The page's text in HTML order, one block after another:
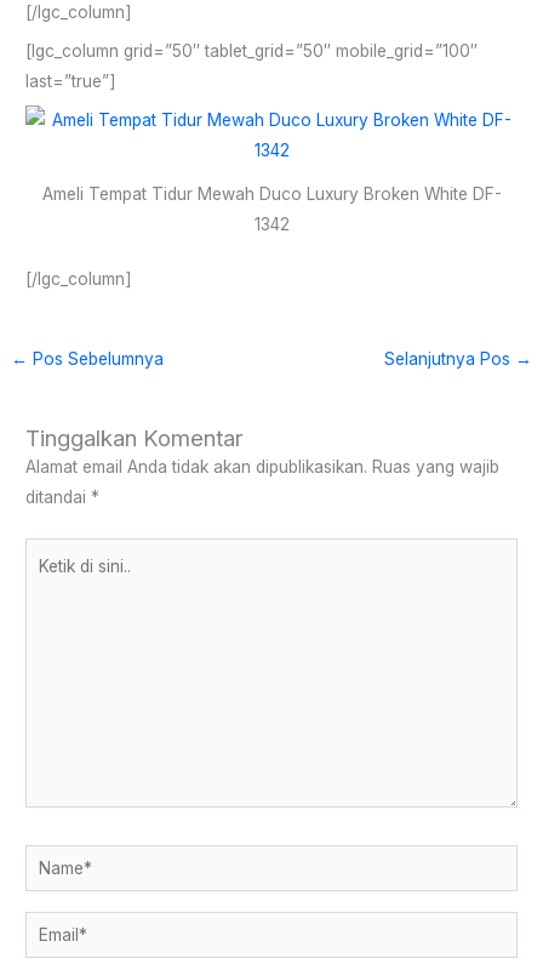
[/lgc_column]
[lgc_column grid=”50″ tablet_grid=”50″ mobile_grid=”100″
last=”true”]
Ameli Tempat Tidur Mewah Duco Luxury Broken White DF-
1342
[/lgc_column]
← Pos Sebelumnya Selanjutnya Pos →
Tinggalkan Komentar
Alamat email Anda tidak akan dipublikasikan. Ruas yang wajib
ditandai*
Name*
Email*